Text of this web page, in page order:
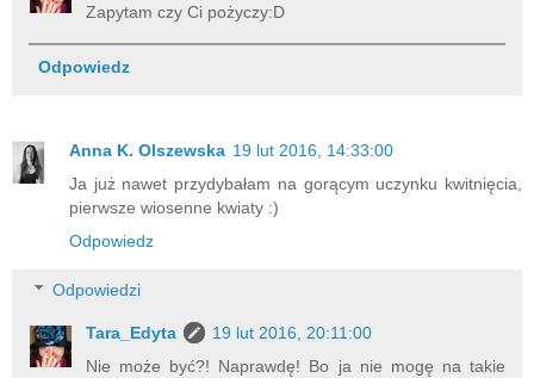
Zapytam czy Ci pożyczy:D
Odpowiedz
Anna K. Olszewska 19 lut 2016, 14:33:00
Ja już nawet przydybałam na gorącym uczynku kwitnięcia,
pierwsze wiosenne kwiaty :)
Odpowiedz
Odpowiedzi
Tara_Edyta
19 lut 2016, 20:11:00
Nie może być?! Naprawdę! Bo ja nie mogę na takie